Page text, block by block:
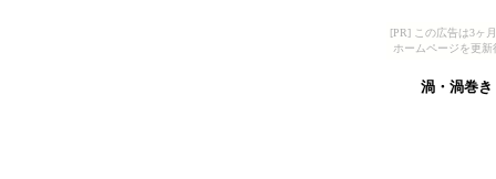
[PR] この広告は3ヶ
ホームページを更
渦・渦巻